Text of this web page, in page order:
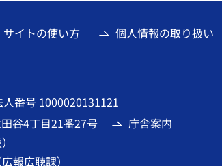
サイトの使い方 個人情報の取り扱い
人番号 1000020131121
谷4丁目21番27号
報広聴課）
庁舎案内